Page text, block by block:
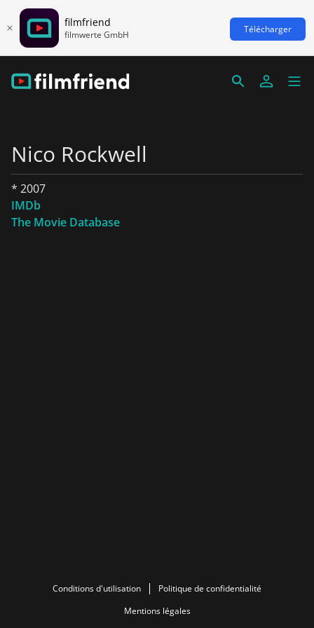
filmfriend
filmwerte GmbH Télécharger
Nico Rockwell
* 2007
IMDb
The Movie Database
Conditions d'utilisation
Politique de confidentialité
Mentions légales